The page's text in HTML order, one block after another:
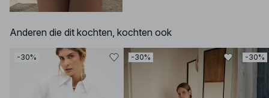
Anderen die dit kochten, kochten ook
-30% -30% -30%